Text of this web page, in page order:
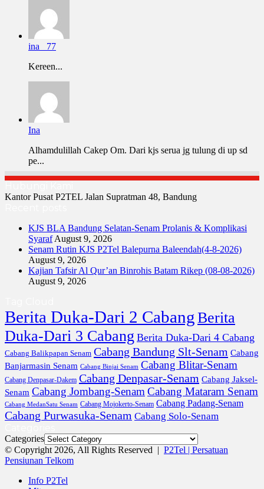
ina _77
Kereen...
Ina
Alhamdulillah Cakep Om. Dari kjs serua jg tulung di up sd
pe...
Kantor Pusat P2TEL Jalan Supratman 48, Bandung
KJS BLA Bandung Selatan-Senam Prolanis & Komplikasi
SyarafAugust 9, 2026
Senam Rutin KJS P2Tel Balepurna Baleendah(4-8-2026)
August 9, 2026
Kajian Tafsir Al Qur’an Binrohis Batam Rikep (08-08-2026)
August 9, 2026
Berita Duka-Dari 2 CabangBerita
Duka-Dari 3 Cabang Berita Duka-Dari 4 Cabang
Cabang Balikpapan Senam Cabang Bandung Slt-Senam Cabang
Banjarmasin Senam Cabang Binjai Senam Cabang Blitar-Senam
Cabang Denpasar-Dakem Cabang Denpasar-Senam Cabang Jaksel-
Senam Cabang Jombang-SenamCabang Mataram Senam
Cabang MedanSatu Senam Cabang Mojokerto-Senam Cabang Padang-Senam
Cabang Purwasuka-Senam Cabang Solo-Senam
Categories
© Copyright 2026, All Rights Reserved | P2Tel | Persatuan
Pensiunan Telkom
Info P2Tel